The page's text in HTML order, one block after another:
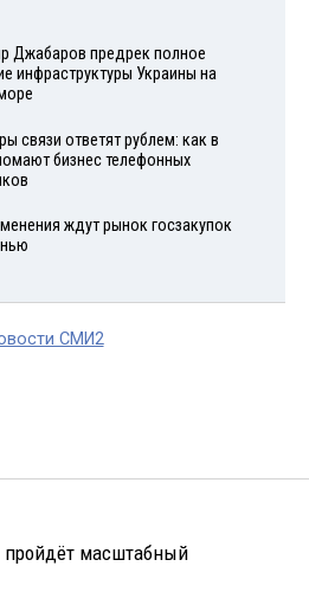
Джабаров предрек полное
инфраструктуры Украины на
связи ответят рублем: как в
бизнес телефонных
ждут рынок госзакупок
СМИ2
пройдёт масштабный